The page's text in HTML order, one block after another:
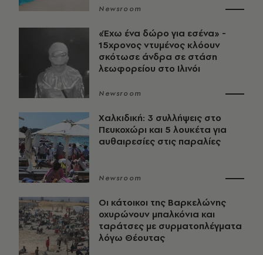
Newsroom
«Έχω ένα δώρο για εσένα» -
15χρονος ντυμένος κλόουν
σκότωσε άνδρα σε στάση
λεωφορείου στο Ιλινόι
Newsroom
Χαλκιδική: 3 συλλήψεις στο
Πευκοχώρι και 5 λουκέτα για
αυθαιρεσίες στις παραλίες
Newsroom
Οι κάτοικοι της Βαρκελώνης
οχυρώνουν μπαλκόνια και
ταράτσες με συρματοπλέγματα
λόγω Θέουτας